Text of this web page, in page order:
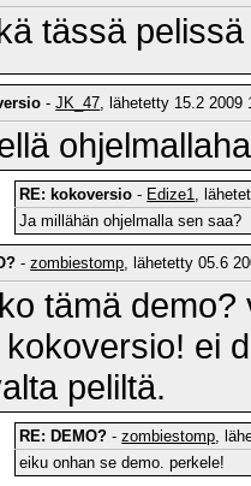
tässä
-JK_47, lähetetty 15.2
RE: kokoversio - Edize1,
Ja millähän ohjelmalla sen saa?
-zombiestomp, lähetetty 05.6
tämä
kokoversio! ei
peliltä.
RE: DEMO? -zombiestomp,
eiku onhan se demo. perkele!